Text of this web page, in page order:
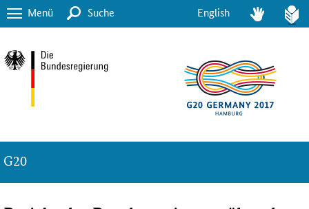
Menü Suche English
G20